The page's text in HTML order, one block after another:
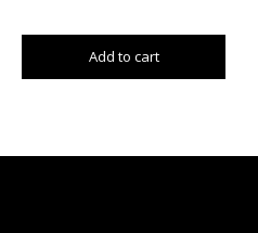
Add to cart